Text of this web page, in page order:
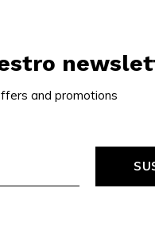
and promotions